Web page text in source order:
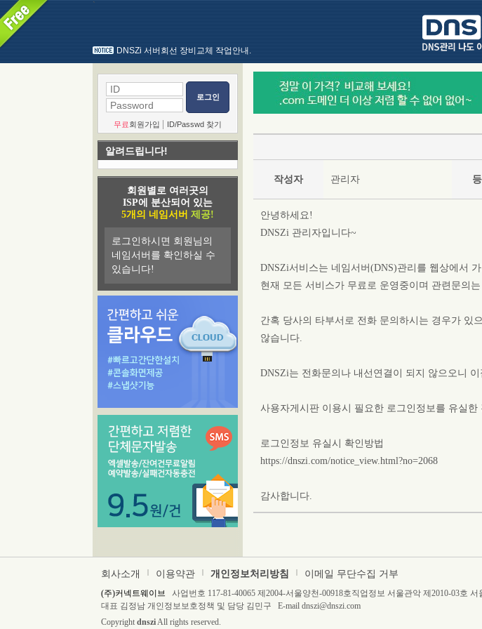
DNSZi 서버회선 장비교체 작업안내.
`
로그인
무료 회원가입 ID/Passwd 찾기
알려드립니다!
회원별로 여러곳의
ISP에 분산되어 있는
5개의 네임서버 제공!
로그인하시면 회원님의
네임서버를 확인하실 수
있습니다!
작성자 관리자
안녕하세요!
DNSZi 관리자입니다~
DNSZi서비스는 네임서버(DNS)관리를 웹상에서
현재 모든 서비스가 무료로 운영중이며 관련문의
간혹 당사의 타부서로 전화 문의하시는 경우가 있
않습니다.
DNSZi는 전화문의나 내선연결이 되지 않으오니
사용자게시판 이용시 필요한 로그인정보를 유실
로그인정보 유실시 확인방법
https://dnszi.com/notice_view.html?no=2068
감사합니다.
회사소개 | 이용약관 | 개인정보처리방침 | 이메일 무단수집 거부
(주)커넥트웨이브 사업번호 117-81-40065 제2004-서울양천-00918호직업정보 서울관악 제2010-03호
대표 김정남 개인정보보호정책 및 담당 김민구 E-mail dnszi@dnszi.com
Copyright dnsziAll rights reserved.